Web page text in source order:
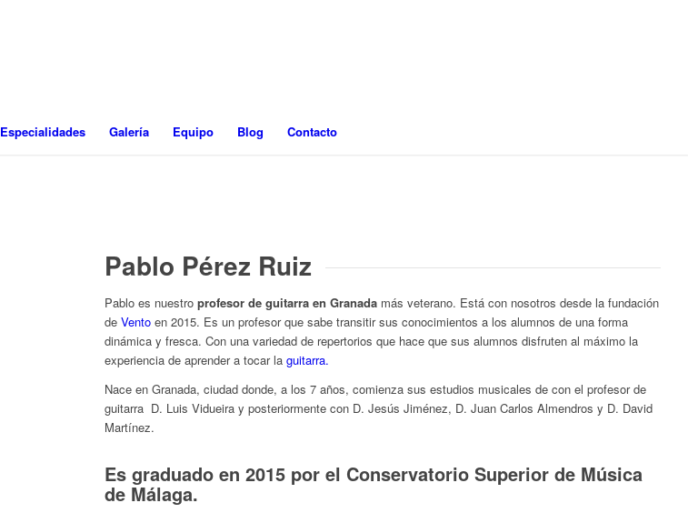
Especialidades Galería Equipo Blog Contacto
Pablo Pérez Ruiz
Pablo es nuestro profesor de guitarra en Granada más veterano. Está con nosotros desde la fundación
de Vento en 2015. Es un profesor que sabe transitir sus conocimientos a los alumnos de una forma
dinámica y fresca. Con una variedad de repertorios que hace que sus alumnos disfruten al máximo la
experiencia de aprender a tocar la guitarra.
Nace en Granada, ciudad donde, a los 7 años, comienza sus estudios musicales de con el profesor de
guitarra D. Luis Vidueira y posteriormente con D. Jesús Jiménez, D. Juan Carlos Almendros y D. David
Martínez.
Es graduado en 2015 por el Conservatorio Superior de Música
de Málaga.